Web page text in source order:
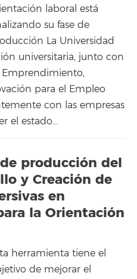
laboral está
su fase de
La Universidad
universitaria, junto con
Emprendimiento,
para el Empleo
con las empresas
el estado…
producción del
y Creación de
en
la Orientación
herramienta tiene el
de mejorar el